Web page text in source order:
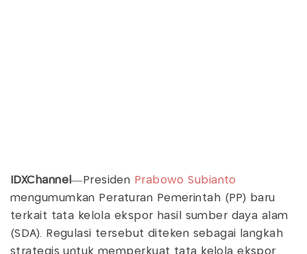
IDXChannel—Presiden Prabowo Subianto
mengumumkan Peraturan Pemerintah (PP) baru
terkait tata kelola ekspor hasil sumber daya alam
(SDA). Regulasi tersebut diteken sebagai langkah
strategis untuk memperkuat tata kelola ekspor